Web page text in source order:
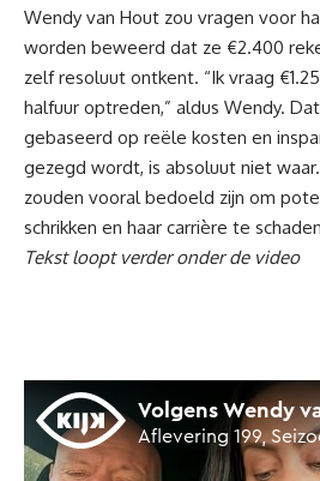
Wendy van Hout zou vragen voor
worden beweerd dat ze €2.400
zelf resoluut ontkent. “Ik vraag
halfuur optreden,” aldus Wendy.
gebaseerd op reële kosten en
gezegd wordt, is absoluut niet
zouden vooral bedoeld zijn om
schrikken en haar carrière te
Tekst loopt verder onder de video